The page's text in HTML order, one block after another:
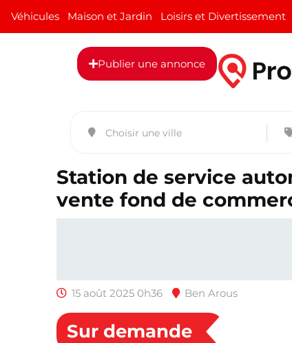
Véhicules Maison et Jardin Loisirs et Divertissement
Publier une annonce
Station de service
vente fond de
15 août 2025 0h36 Ben Arous
Sur demande